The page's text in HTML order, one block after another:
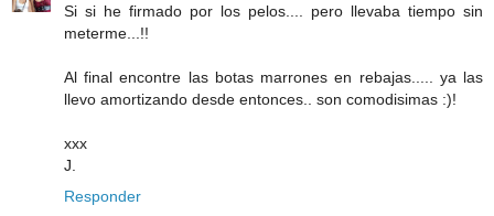
Si si he firmado por los pelos.... pero llevaba tiempo sin
meterme...!!
Al final encontre las botas marrones en rebajas..... ya las
llevo amortizando desde entonces.. son comodisimas :)!
xxx
J.
Responder